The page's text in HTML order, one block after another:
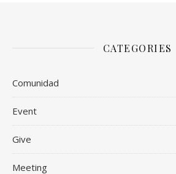
CATEGORIES
Comunidad
Event
Give
Meeting